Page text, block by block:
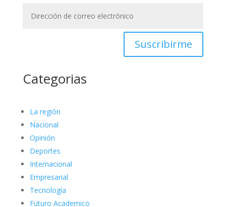
Suscribirme
Categorias
La región
Nacional
Opinión
Deportes
Internacional
Empresarial
Tecnología
Futuro Academico